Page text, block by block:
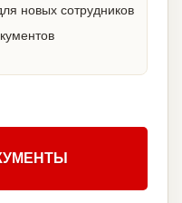
новых сотрудников